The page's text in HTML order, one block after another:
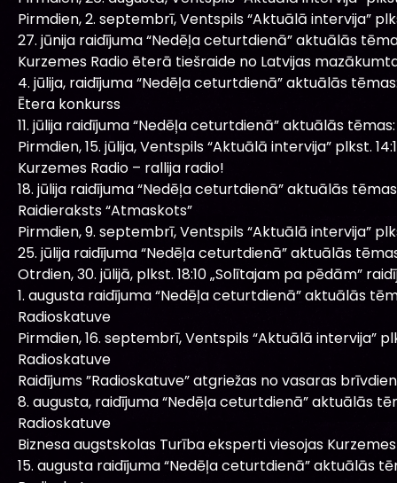
Pirmdien, 2. septembrī, Ventspils “Aktuālā intervija”
27. jūnija raidījuma “Nedēļa ceturtdienā” aktuālās
Kurzemes Radio ēterā tiešraide no Latvijas
4. jūlija, raidījuma “Nedēļa ceturtdienā” aktuālās
Ētera konkurss
11. jūlija raidījuma “Nedēļa ceturtdienā” aktuālās tēmas:
Pirmdien, 15. jūlija, Ventspils “Aktuālā intervija” plkst.
Kurzemes Radio – rallija radio!
18. jūlija raidījuma “Nedēļa ceturtdienā” aktuālās
Raidieraksts “Atmaskots”
Pirmdien, 9. septembrī, Ventspils “Aktuālā intervija”
25. jūlija raidījuma “Nedēļa ceturtdienā” aktuālās
Otrdien, 30. jūlijā, plkst. 18:10 „Solītajam pa pēdām”
1. augusta raidījuma “Nedēļa ceturtdienā” aktuālās
Radioskatuve
Pirmdien, 16. septembrī, Ventspils “Aktuālā intervija”
Radioskatuve
Raidījums ”Radioskatuve” atgriežas no vasaras
8. augusta, raidījuma “Nedēļa ceturtdienā” aktuālās
Radioskatuve
Biznesa augstskolas Turība eksperti viesojas
15. augusta raidījuma “Nedēļa ceturtdienā” aktuālās